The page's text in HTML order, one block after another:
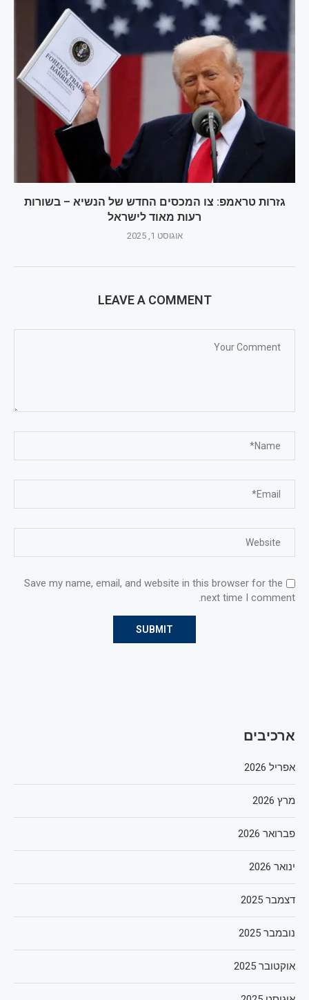
גזרות טראמפ: צו המכסים החדש של הנשיא – בשורות
רעות מאוד לישראל
אוגוסט 1, 2025
LEAVE A COMMENT
Save my name, email, and website in this browser for the
next time I comment.
ארכיבים
אפריל 2026
מרץ 2026
פברואר 2026
ינואר 2026
דצמבר 2025
נובמבר 2025
אוקטובר 2025